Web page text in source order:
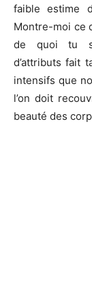
faible estime
Montre-moi ce
de quoi tu
d’attributs fait
intensifs que
l’on doit
beauté des